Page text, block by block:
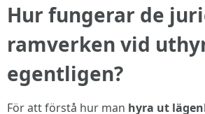
Hur fungerar de
ramverken vid
egentligen?
För att förstå hur man hyra ut